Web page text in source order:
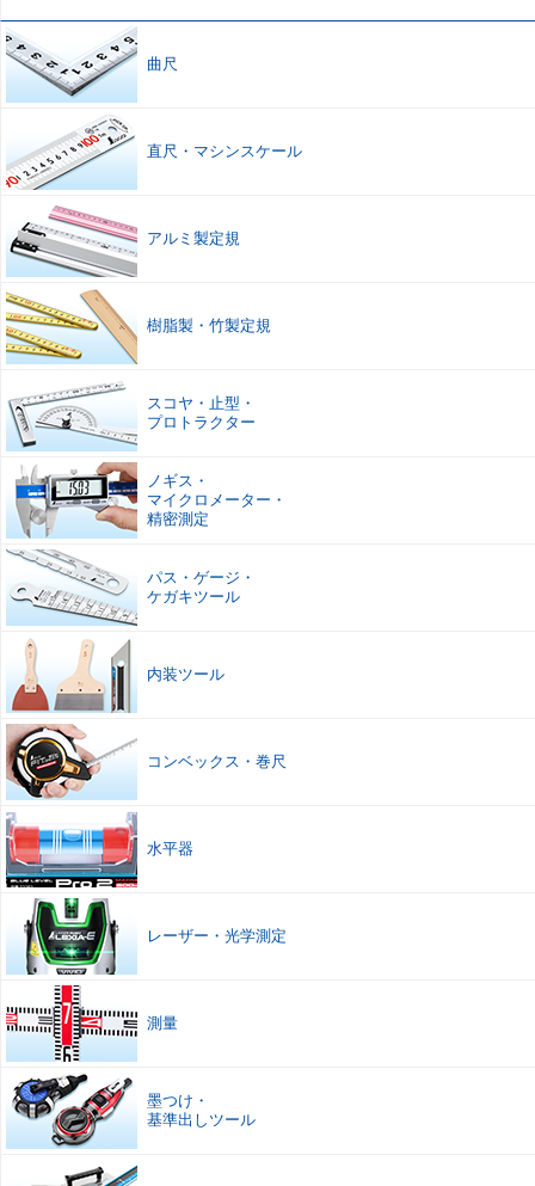
曲尺
直尺 ・ マシンスケール
アルミ製定規
樹脂製 ・ 竹製定規
スコヤ ・ 止型 ・
プロトラクター
ノギス ・
マイクロメーター ・
精密測定
パス ・ ゲージ ・
ケガキツール
内装ツール
コンベックス ・ 巻尺
水平器
レーザー ・ 光学測定
測量
墨つけ ・
基準出しツール